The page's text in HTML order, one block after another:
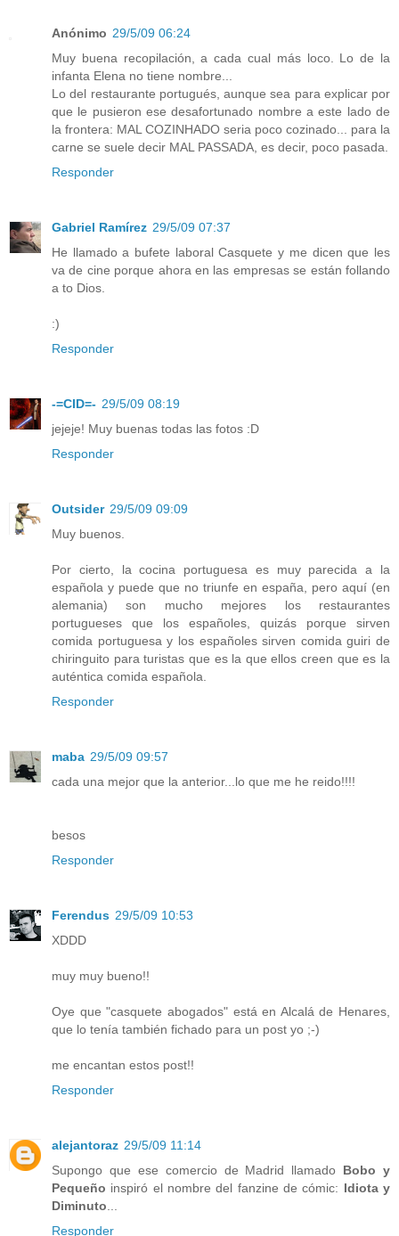
Anónimo 29/5/09 06:24
Muy buena recopilación, a cada cual más loco. Lo de la
infanta Elena no tiene nombre...
Lo del restaurante portugués, aunque sea para explicar por
que le pusieron ese desafortunado nombre a este lado de
la frontera: MAL COZINHADO seria poco cozinado... para la
carne se suele decir MAL PASSADA, es decir, poco pasada.
Responder
Gabriel Ramírez 29/5/09 07:37
He llamado a bufete laboral Casquete y me dicen que les
va de cine porque ahora en las empresas se están follando
a to Dios.
:)
Responder
-=CID=- 29/5/09 08:19
jejeje! Muy buenas todas las fotos :D
Responder
Outsider 29/5/09 09:09
Muy buenos.
Por cierto, la cocina portuguesa es muy parecida a la
española y puede que no triunfe en españa, pero aquí (en
alemania) son mucho mejores los restaurantes
portugueses que los españoles, quizás porque sirven
comida portuguesa y los españoles sirven comida guiri de
chiringuito para turistas que es la que ellos creen que es la
auténtica comida española.
Responder
maba 29/5/09 09:57
cada una mejor que la anterior...lo que me he reido!!!!
besos
Responder
Ferendus 29/5/09 10:53
XDDD
muy muy bueno!!
Oye que "casquete abogados" está en Alcalá de Henares,
que lo tenía también fichado para un post yo ;-)
me encantan estos post!!
Responder
alejantoraz 29/5/09 11:14
Supongo que ese comercio de Madrid llamado Bobo y
Pequeño inspiró el nombre del fanzine de cómic: Idiota y
Diminuto
Responder